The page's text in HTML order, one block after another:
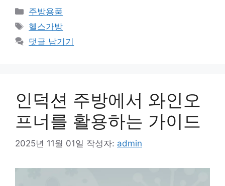
카
테
리
주방용품
태
그
헬스가방
댓글 남기기
인덕션 주방에서 와인오
프너를 활용하는 가이드
2025년 11월 01일 작성자: admin